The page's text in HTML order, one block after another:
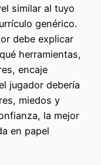
similar al tuyo
genérico.
debe explicar
herramientas,
encaje
jugador debería
miedos y
la mejor
en papel